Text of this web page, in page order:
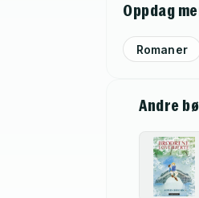
Oppdag
Romaner
Andre